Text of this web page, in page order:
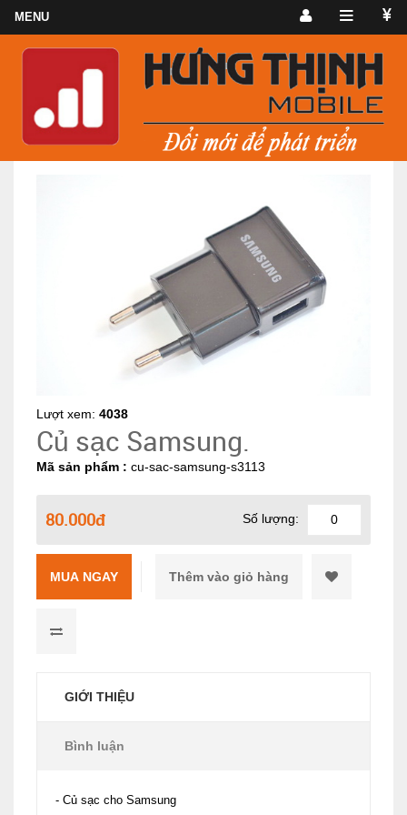
Lượt xem: 4038
Củ sạc Samsung.
Mã sản phẩm : cu-sac-samsung-s3113
80.000đ Số lượng:
MUA NGAY
GIỚI THIỆU
Bình luận
- Củ sạc cho Samsung